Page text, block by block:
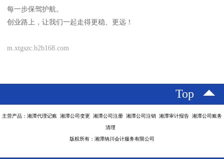
每一步保驾护航。
创业路上，让我们一起走得更稳、更远！
m.xtgszc.b2b168.com
Top
主营产品：湘潭代理记账 湘潭公司变更 湘潭公司注册 湘潭公司注销 湘潭审计报告 湘潭公司账务
清理
版权所有：湘潭纳川会计服务有限公司